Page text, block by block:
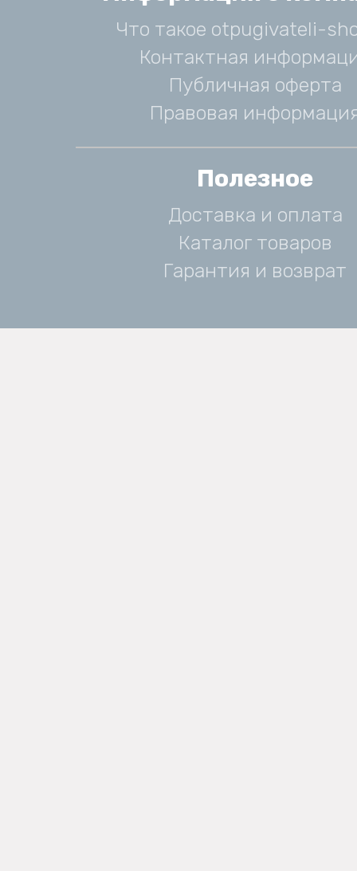
Что такое otpugivateli-
Контактная
Публичная оферта
Правовая
Полезное
Доставка и оплата
Каталог товаров
Гарантия и возврат